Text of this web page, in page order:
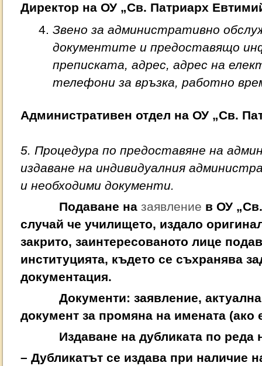
Директор на ОУ „Св. Патриарх
Звено за административно
документите и предоставящо
преписката, адрес, адрес на
телефони за връзка, работно
Административен отдел на ОУ „Св.
5. Процедура по предоставяне на
издаване на индивидуалния
и необходими документи.
Подаване на заявление в ОУ
случай че училището, издало
закрито, заинтересованото лице
институцията, където се съхранява
документация.
Документи: заявление, актуална
документ за промяна на имената
Издаване на дубликата по реда
– Дубликатът се издава при наличие